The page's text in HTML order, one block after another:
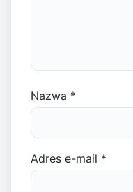
Nazwa *
Adres e-mail *